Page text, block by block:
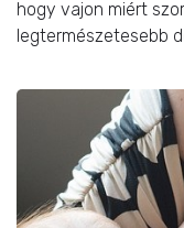
hogy vajon miért
legtermészetesebb